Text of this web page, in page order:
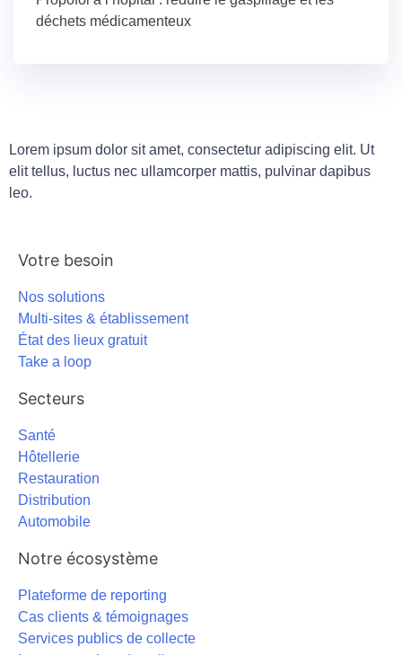
déchets médicamenteux
Lorem ipsum dolor sit amet, consectetur adipiscing elit. Ut
elit tellus, luctus nec ullamcorper mattis, pulvinar dapibus
leo.
Votre besoin
Nos solutions
Multi-sites & établissement
État des lieux gratuit
Take a loop
Secteurs
Santé
Hôtellerie
Restauration
Distribution
Automobile
Notre écosystème
Plateforme de reporting
Cas clients & témoignages
Services publics de collecte